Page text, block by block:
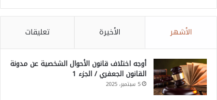
الأشهر الأخيرة تعليقات
أوجه اختلاف قانون الأحوال الشخصية عن مدونة
القانون الجعفري / الجزء 1
5 سبتمبر، 2025